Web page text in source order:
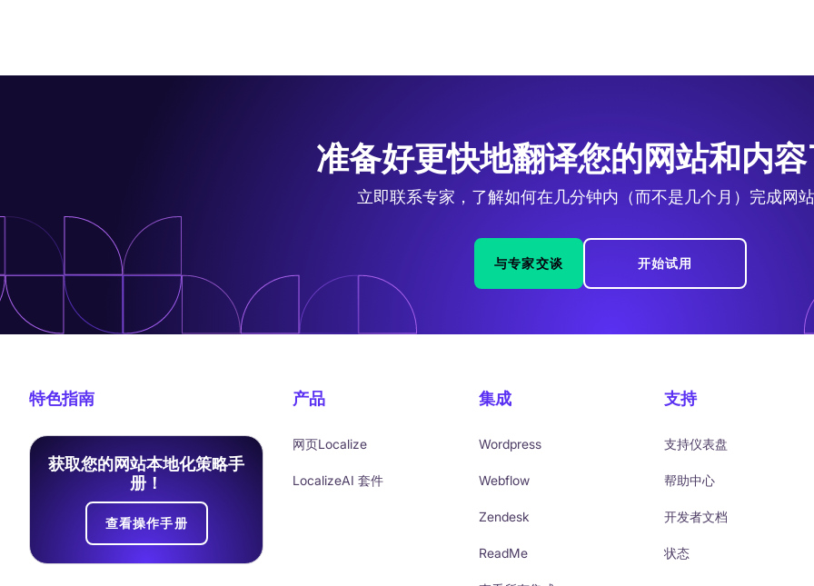
准备好更快地翻译您的网站和内
立即联系专家，了解如何在几分钟内（而不是几个月）完成网
与专家交谈 开始试用
特色指南
获取您的网站本地化策略手
册！
查看操作手册
产品
网页Localize
LocalizeAI 套件
集成
Wordpress
Webflow
Zendesk
ReadMe
支持
支持仪表盘
帮助中心
开发者文档
状态